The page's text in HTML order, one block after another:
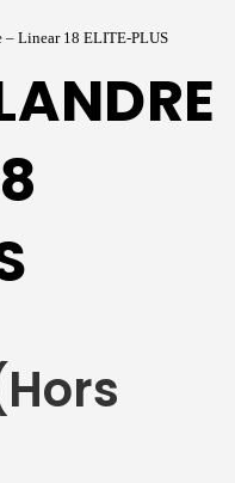
– Linear 18 ELITE-PLUS